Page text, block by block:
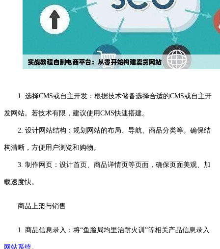
1. 选择CMS或自主开发：根据技术储备选择合适的CMS或自主开
发网站。若技术有限，建议使用CMS快速搭建。
2. 设计网站结构：规划网站的布局、导航、商品分类等。确保结
构清晰，方便用户浏览和购物。
3. 制作网页：设计首页、商品详情页等页面，确保页面美观、加
载速度快。
商品上架与销售
1. 商品信息录入：将“鱼脸局均里治耐火训”等相关产品信息录入
网站系统。